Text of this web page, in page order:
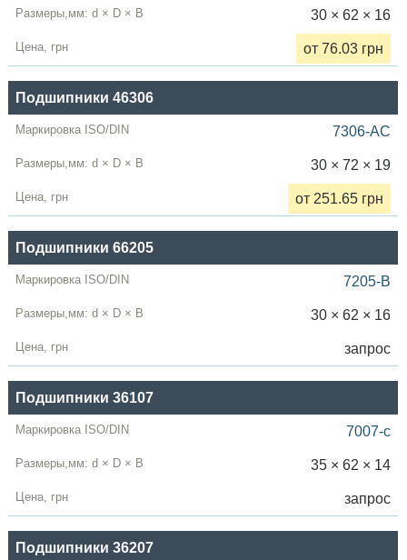
30 × 62 × 16
от 76.03 грн
Подшипники 46306
7306-AC
30 × 72 × 19
от 251.65 грн
Подшипники 66205
7205-B
30 × 62 × 16
запрос
Подшипники 36107
7007-c
35 × 62 × 14
запрос
Подшипники 36207